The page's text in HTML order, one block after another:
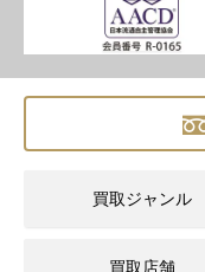
買取ジャンル
買取店舗